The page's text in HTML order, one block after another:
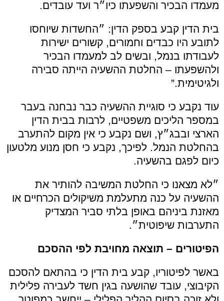
מעמדו הבכיר והשפעתו כיו״ר ועד עובדים.
בית הדין קבע בספק הדין: ״החשדות שיוחסו
לתובע היו כבדים וחמורים, קשורים ישירות
לעבודתו בנמל, ובשים לב למעמדו הבכיר
ולהשפעתו – החלטת ההשעיה הייתה סבירה
ולגיטימית.”
עוד נקבע כי סוגיית ההשעיה כבר נבחנה בעבר
במספר הליכים משפטיים, לרבות בבית הדין
הארצי ובבג״ץ, ושם נקבע כי אין מקום להתערב
בהחלטת הנמל. לפיכך, נקבע כי חסן מנוע מלטעון
כיום לפגם בהשעיה.
״לא מצאנו כי החלטת המשיבה להותיר את
ההשעיה על כנה מתעלמת משיקולים הכרחיים או
מאזנת ביניהם באופן בלתי סביר המצדיק
התערבות שיפוטית״.
הפיטורים – תוצאה מחויבת לפי ההסכם
באשר לפיטוריו, קבע בית הדין כי בהתאם להסכם
הקיבוצי, עובד שהושעה בגין חשד לעבירה פלילית